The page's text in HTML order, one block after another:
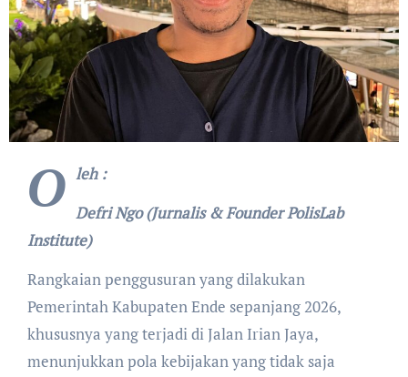
O leh :
Defri Ngo (Jurnalis & Founder PolisLab
Institute)
Rangkaian penggusuran yang dilakukan
Pemerintah Kabupaten Ende sepanjang 2026,
khususnya yang terjadi di Jalan Irian Jaya,
menunjukkan pola kebijakan yang tidak saja